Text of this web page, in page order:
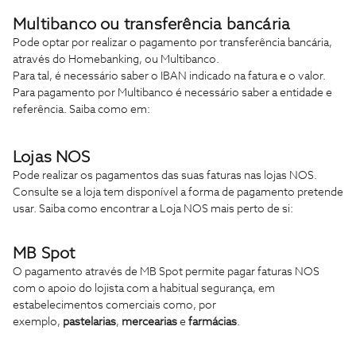
Multibanco ou transferência bancária
Pode optar por realizar o pagamento por transferência bancária,
através do Homebanking, ou Multibanco.
Para tal, é necessário saber o IBAN indicado na fatura e o valor.
Para pagamento por Multibanco é necessário saber a entidade e
referência. Saiba como em:
Lojas NOS
Pode realizar os pagamentos das suas faturas nas lojas NOS.
Consulte se a loja tem disponível a forma de pagamento pretende
usar. Saiba como encontrar a Loja NOS mais perto de si:
MB Spot
O pagamento através de MB Spot permite pagar faturas NOS
com o apoio do lojista com a habitual segurança, em
estabelecimentos comerciais como, por
exemplo, pastelarias, mercearias e farmácias